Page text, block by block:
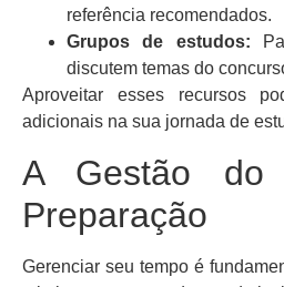
referência recomendados.
Grupos de estudos:
discutem temas do
Aproveitar esses recursos
adicionais na sua jornada de
A Gestão do
Preparação
Gerenciar seu tempo é